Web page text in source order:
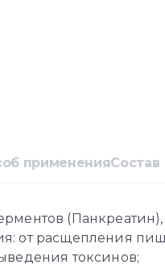
примененияСостав
от расщепления
токсинов;